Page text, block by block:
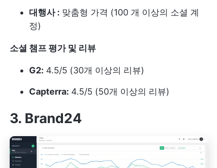
대행사 : 맞춤형 가격 (100 개 이상의 소셜 계
정)
소셜 챔프 평가 및 리뷰
G2: 4.5/5 (30개 이상의 리뷰)
Capterra: 4.5/5 (50개 이상의 리뷰)
3. Brand24